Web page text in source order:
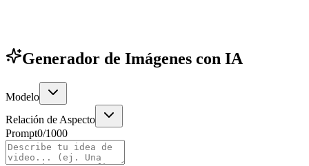
Generador de Imágenes con IA
Modelo
Relación de Aspecto
Prompt0/1000